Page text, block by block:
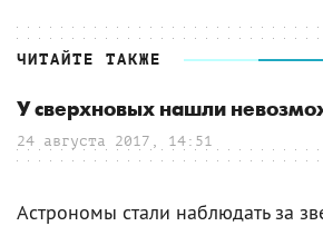
ЧИТАЙТЕ ТАКЖЕ
У сверхновых нашли
24 августа 2017, 14:51
Астрономы стали наблюдать за